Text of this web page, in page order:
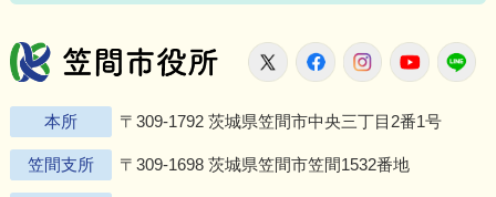
笠間市役所
X FacebookInstagram
本所 〒309-1792 茨城県笠間市中央三丁目2番1号
笠間支所 〒309-1698 茨城県笠間市笠間1532番地